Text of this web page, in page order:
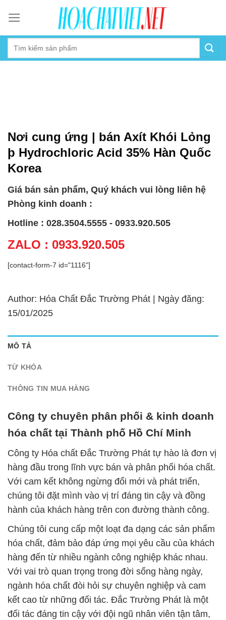
content
Nơi cung ứng | bán Axít Khói Lỏng
þ Hydrochloric Acid 35% Hàn Quốc
Korea
Giá bán sản phẩm, Quý khách vui lòng liên hệ
Phòng kinh doanh :
Hotline : 028.3504.5555 - 0933.920.505
ZALO : 0933.920.505
[contact-form-7 id="1116"]
Author: Hóa Chất Đắc Trường Phát | Ngày đăng:
15/01/2025
MÔ TẢ
TỪ KHÓA
THÔNG TIN MUA HÀNG
Công ty chuyên phân phối & kinh doanh
hóa chất tại Thành phố Hồ Chí Minh
Công ty Hóa chất Đắc Trường Phát tự hào là đơn vị
hàng đầu trong lĩnh vực bán và phân phối hóa chất.
Với cam kết không ngừng đổi mới và phát triển,
chúng tôi đặt mình vào vị trí đáng tin cậy và đồng
hành của khách hàng trên con đường thành công.
Chúng tôi cung cấp một loạt đa dạng các sản phẩm
hóa chất, đảm bảo đáp ứng mọi yêu cầu của khách
hàng đến từ nhiều ngành công nghiệp khác nhau.
Với vai trò quan trọng trong đời sống hàng ngày,
ngành hóa chất đòi hỏi sự chuyên nghiệp và cam
kết cao từ những đối tác. Đắc Trường Phát là một
đối tác đáng tin cậy với đội ngũ nhân viên tận tâm,